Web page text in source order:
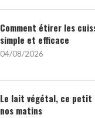
Comment étirer les
simple et efficace
04/08/2026
Le lait végétal, ce petit
nos matins